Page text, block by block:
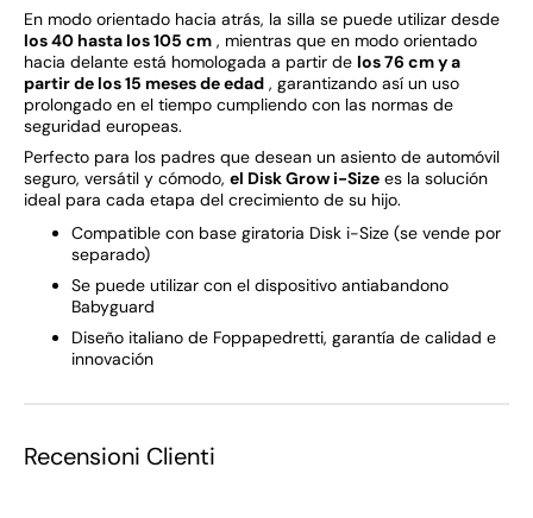
En modo orientado hacia atrás, la silla se puede utilizar desde
los 40 hasta los 105 cm , mientras que en modo orientado
hacia delante está homologada a partir de los 76 cm y a
partir de los 15 meses de edad , garantizando así un uso
prolongado en el tiempo cumpliendo con las normas de
seguridad europeas.
Perfecto para los padres que desean un asiento de automóvil
seguro, versátil y cómodo, el Disk Grow i-Size es la solución
ideal para cada etapa del crecimiento de su hijo.
Compatible con base giratoria Disk i-Size (se vende por
separado)
Se puede utilizar con el dispositivo antiabandono
Babyguard
Diseño italiano de Foppapedretti, garantía de calidad e
innovación
Recensioni Clienti